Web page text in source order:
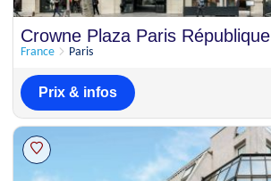
Crowne Plaza Paris République
France Paris
Prix & infos